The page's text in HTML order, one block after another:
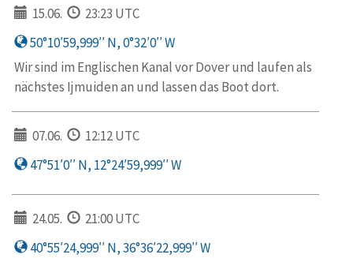
15.06.
23:23 UTC
50°10′59,999′′ N, 0°32′0′′ W
Wir sind im Englischen Kanal vor Dover und laufen als
nächstes Ijmuiden an und lassen das Boot dort.
07.06.
12:12 UTC
47°51′0′′ N, 12°24′59,999′′ W
24.05.
21:00 UTC
40°55′24,999′′ N, 36°36′22,999′′ W